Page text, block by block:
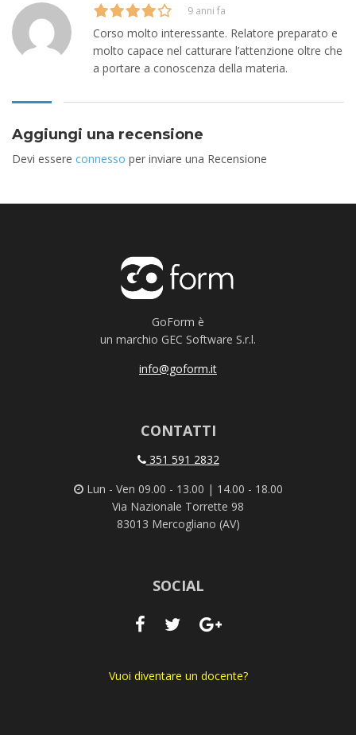
9 anni fa
Corso molto interessante. Relatore preparato e
molto capace nel catturare l’attenzione oltre che
a portare a conoscenza della materia.
Aggiungi una recensione
Devi essere connesso per inviare una Recensione
GoForm è
un marchio GEC Software S.r.l.
info@goform.it
CONTATTI
351 591 2832
Lun - Ven 09.00 - 13.00 | 14.00 - 18.00
Via Nazionale Torrette 98
83013 Mercogliano (AV)
SOCIAL
Vuoi diventare un docente?